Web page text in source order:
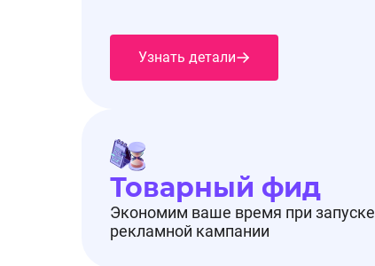
Узнать детали
Товарный фид
Экономим ваше время при запуске
рекламной кампании